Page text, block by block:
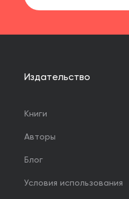
Издательство
Книги
Авторы
Блог
Условия использования